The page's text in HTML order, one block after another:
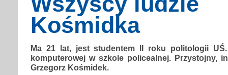
Kośmidka
Ma 21 lat, jest studentem II roku politologii
komputerowej w szkole policealnej. Przystojny,
Grzegorz Kośmidek.